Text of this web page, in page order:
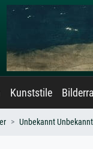
Kunststile
Unbekannt Unbekannt